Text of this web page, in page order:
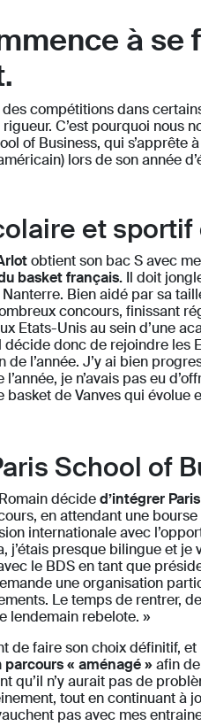
à
compétitions dans
C’est pourquoi nous
of Business, qui s’apprête
lors de son année
et sportif
obtient son bac S avec
basket français. Il doit
Bien aidé par sa
concours, finissant
Etats-Unis au sein d’une
donc de rejoindre les
de l’année. J’y ai bien
je n’avais pas eu
basket de Vanves qui
School of
décided’intégrer
en attendant une
internationale avec
j’étais presque bilingue et
le BDS en tant que
une organisation
Le temps de rentrer,
lendemain rebelote. »
de faire son choix définitif,
parcours « aménagé »afin
qu’il n’y aurait pas de
tout en continuant à
pas avec mes